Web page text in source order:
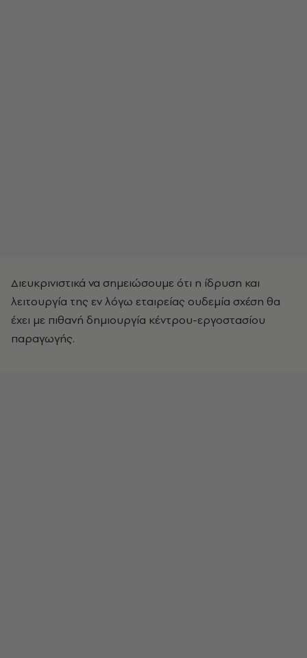
Διευκρινιστικά να σημειώσουμε ότι η ίδρυση και
λειτουργία της εν λόγω εταιρείας ουδεμία σχέση θα
έχει με πιθανή δημιουργία κέντρου-εργοστασίου
παραγωγής.